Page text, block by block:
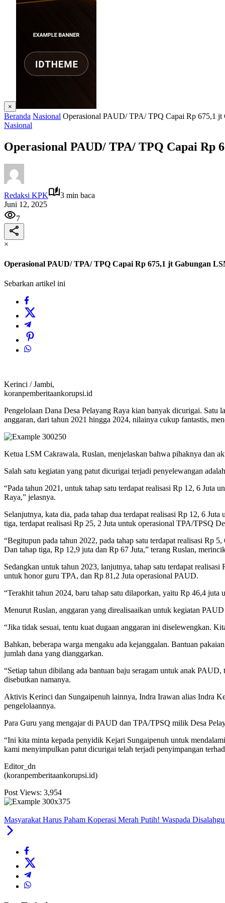
×
Beranda Nasional Operasional PAUD/ TPA/ TPQ Capai Rp 675,1 jt
Nasional
Operasional PAUD/ TPA/ TPQ Capai Rp
Redaksi KPK
3 min baca
Juni 12, 2025
7
×
Operasional PAUD/ TPA/ TPQ Capai Rp 675,1 jt Gabungan
Sebarkan artikel ini
Kerinci / Jambi,
koranpemberitaankorupsi.id
Pengelolaan Dana Desa Pelayang Raya kian banyak dicurigai.
anggaran, dari tahun 2021 hingga 2024, nilainya cukup fantastis,
Ketua LSM Cakrawala, Ruslan, menjelaskan bahwa pihaknya dan
Salah satu kegiatan yang patut dicurigai terjadi penyelewangan
“Pada tahun 2021, untuk tahap satu terdapat realisasi Rp 12, 6
Raya,” jelasnya.
Selanjutnya, kata dia, pada tahap dua terdapat realisasi Rp 12, 6
tiga, terdapat realisasi Rp 25, 2 Juta untuk operasional TPA/TPSQ
“Begitupun pada tahun 2022, pada tahap satu terdapat realisasi Rp
Dan tahap tiga, Rp 12,9 juta dan Rp 67 Juta,” terang Ruslan,
Sedangkan untuk tahun 2023, lanjutnya, tahap satu terdapat
untuk honor guru TPA, dan Rp 81,2 Juta operasional PAUD.
“Terakhit tahun 2024, baru tahap satu dilaporkan, yaitu Rp 46,4
Menurut Ruslan, anggaran yang direalisaaikan untuk kegiatan
“Jika tidak sesuai, tentu kuat dugaan anggaran ini diselewengkan.
Bahkan, beberapa warga mengaku ada kejanggalan. Bantuan
jumlah dana yang dianggarkan.
“Setiap tahun dibilang ada bantuan baju seragam untuk anak
disebutkan namanya.
Aktivis Kerinci dan Sungaipenuh lainnya, Indra Irawan alias Indra
pengelolaannya.
Para Guru yang mengajar di PAUD dan TPA/TPSQ milik Desa
“Ini kita minta kepada penyidik Kejari Sungaipenuh untuk
kami menyimpulkan patut dicurigai telah terjadi penyimpangan
Editor_dn
(koranpemberitaankorupsi.id)
Post Views: 3,954
Masyarakat Harus Paham Koperasi Merah Putih! Waspada